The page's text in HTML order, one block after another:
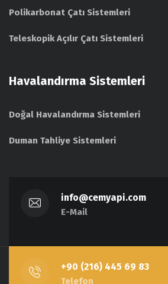
Polikarbonat Çatı Sistemleri
Teleskopik Açılır Çatı Sistemleri
Havalandırma Sistemleri
Doğal Havalandırma Sistemleri
Duman Tahliye Sistemleri
info@cemyapi.com
E-Mail
+90 (216) 445 69 83
Telefon